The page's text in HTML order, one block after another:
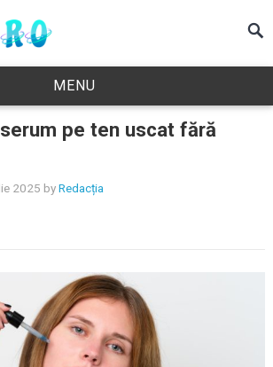
MENU
pe ten uscat fără
2025 byRedacția